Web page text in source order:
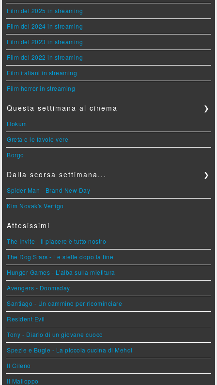
Film del 2025 in streaming
Film del 2024 in streaming
Film del 2023 in streaming
Film del 2022 in streaming
Film italiani in streaming
Film horror in streaming
Questa settimana al cinema ❯
Hokum
Greta e le favole vere
Borgo
Dalla scorsa settimana... ❯
Spider-Man - Brand New Day
Kim Novak's Vertigo
Attesissimi
The Invite - Il piacere è tutto nostro
The Dog Stars - Le stelle dopo la fine
Hunger Games - L'alba sulla mietitura
Avengers - Doomsday
Santiago - Un cammino per ricominciare
Resident Evil
Tony - Diario di un giovane cuoco
Spezie e Bugie - La piccola cucina di Mehdi
Il Cileno
Il Malloppo